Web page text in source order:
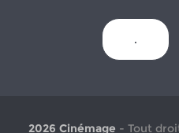
.
2026 Cinémage - Tout